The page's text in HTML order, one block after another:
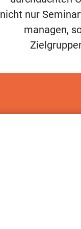
nicht nur
managen,